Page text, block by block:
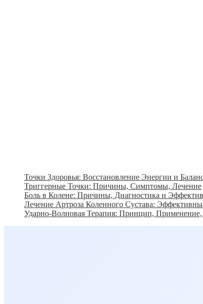
Точки Здоровья: Восстановление Энергии и
Триггерные Точки: Причины, Симптомы, Лечение
Боль в Колене: Причины, Диагностика и
Лечение Артроза Коленного Сустава:
Ударно-Волновая Терапия: Принцип,